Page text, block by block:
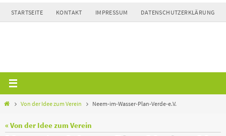
Zum
Inhalt
STARTSEITE KONTAKT IMPRESSUM DATENSCHUTZERKLÄRUNG
HomeVon der Idee zum Verein Neem-im-Wasser-Plan-Verde-e.V.
« Von der Idee zum Verein